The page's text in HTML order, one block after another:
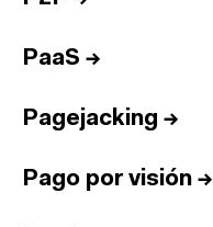
PaaS →
Pagejacking →
Pago por visión →